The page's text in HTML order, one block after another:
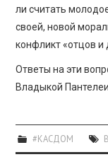
ли считать
своей, новой
конфликт «отцов и
Ответы на эти
Владыкой
#КАСДОМ